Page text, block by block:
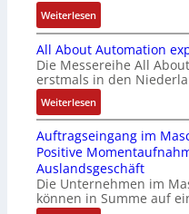
C
-
S
y
t
e
m
e
ä
t
i
g
R
e
i
f
e
g
r
i
b
l
e
S
e
u
e
r
r
a
t
i
o
n
v
o
n
A
G
V
u
u
c
h
t
S
t
r
u
k
t
u
r
Weiterlesen:
B
i
s
2
0
3
6
f
e
h
l
All About Automation
Die Messereihe All
erstmals in den
Weiterlesen:
A
l
l
A
b
o
Auftragseingang im
Positive
Auslandsgeschäft
Die Unternehmen im
können in Summe auf